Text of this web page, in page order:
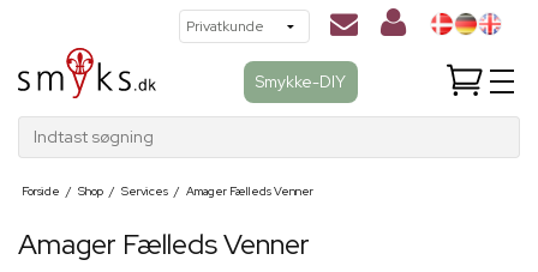
Smykke-DIY
Indtast søgning
Forside / Shop / Services / Amager Fælleds Venner
Amager Fælleds Venner